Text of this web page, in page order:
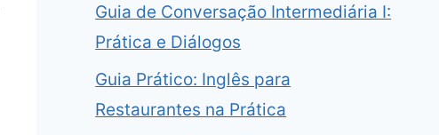
Guia de Conversação Intermediária I:
Prática e Diálogos
Guia Prático: Inglês para
Restaurantes na Prática